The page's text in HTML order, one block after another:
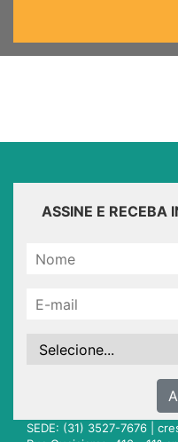
ASSINE E RECEBA
SEDE: (31) 3527-7676 |